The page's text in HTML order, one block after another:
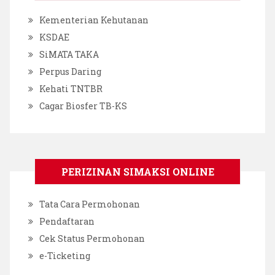
Kementerian Kehutanan
KSDAE
SiMATA TAKA
Perpus Daring
Kehati TNTBR
Cagar Biosfer TB-KS
PERIZINAN SIMAKSI ONLINE
Tata Cara Permohonan
Pendaftaran
Cek Status Permohonan
e-Ticketing